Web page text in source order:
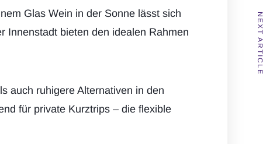
Glas Wein in der Sonne lässt sich
Innenstadt bieten den idealen Rahmen
auch ruhigere Alternativen in den
für private Kurztrips – die flexible
NEXT ARTICLE